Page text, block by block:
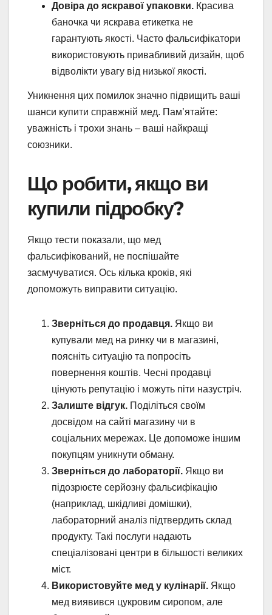
Довіра до яскравої упаковки. Красива
баночка чи яскрава етикетка не
гарантують якості. Часто фальсифікатори
використовують привабливий дизайн, щоб
відволікти увагу від низької якості.
Уникнення цих помилок значно підвищить ваші
шанси купити справжній мед. Пам’ятайте:
уважність і трохи знань – ваші найкращі
союзники.
Що робити, якщо ви
купили підробку?
Якщо тести показали, що мед
фальсифікований, не поспішайте
засмучуватися. Ось кілька кроків, які
допоможуть виправити ситуацію.
Зверніться до продавця. Якщо ви
купували мед на ринку чи в магазині,
поясніть ситуацію та попросіть
повернення коштів. Чесні продавці
цінують репутацію і можуть піти назустріч.
Залиште відгук. Поділіться своїм
досвідом на сайті магазину чи в
соціальних мережах. Це допоможе іншим
покупцям уникнути обману.
Зверніться до лабораторії. Якщо ви
підозрюєте серйозну фальсифікацію
(наприклад, шкідливі домішки),
лабораторний аналіз підтвердить склад
продукту. Такі послуги надають
спеціалізовані центри в більшості великих
міст.
Використовуйте мед у кулінарії. Якщо
мед виявився цукровим сиропом, але